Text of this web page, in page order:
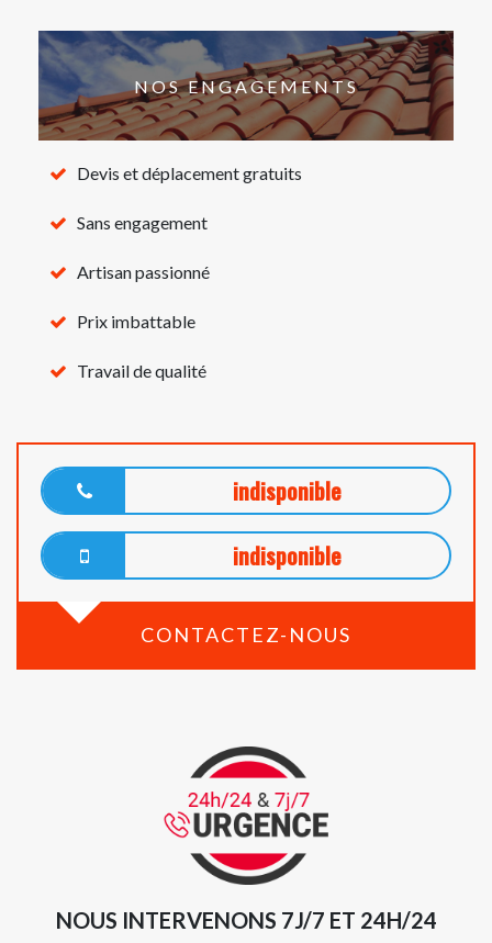
NOS ENGAGEMENTS
Devis et déplacement gratuits
Sans engagement
Artisan passionné
Prix imbattable
Travail de qualité
indisponible
indisponible
CONTACTEZ-NOUS
NOUS INTERVENONS 7J/7 ET 24H/24